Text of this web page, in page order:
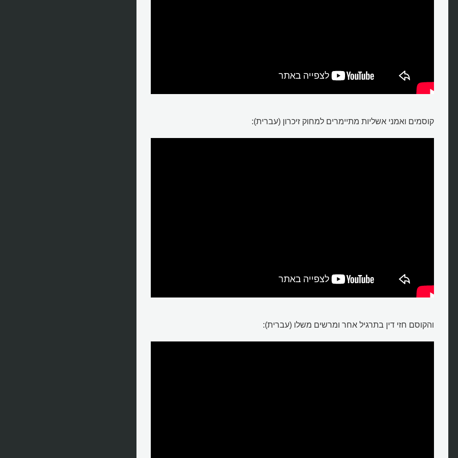
קוסמים ואמני אשליות מתיימרים למחוק זיכרון (עברית):
והקוסם חזי דין בתרגיל אחר ומרשים משלו (עברית):